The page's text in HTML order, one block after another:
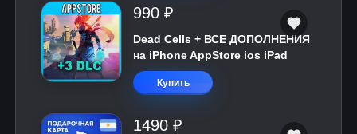
990 ₽
Dead Cells + ВСЕ ДОПОЛНЕНИЯ
на iPhone AppStore ios iPad
Купить
1490 ₽